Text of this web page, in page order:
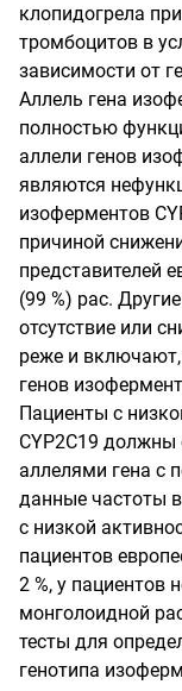
клопидогрела
тромбоцитов в
зависимости от
Аллель гена
полностью
аллели генов
являются
изоферментов
причиной
представителей
(99 %) рас.
отсутствие или
реже и
генов
Пациенты с
CYP2C19 должны
аллелями гена с
данные частоты
с низкой
пациентов
2 %, у пациентов
монголоидной
тесты для
генотипа